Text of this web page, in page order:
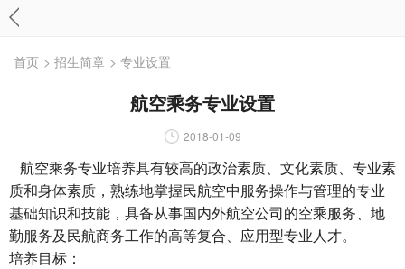
首页 > 招生简章 > 专业设置
航空乘务专业设置
2018-01-09
航空乘务专业培养具有较高的政治素质、文化素质、专业素
质和身体素质，熟练地掌握民航空中服务操作与管理的专业
基础知识和技能，具备从事国内外航空公司的空乘服务、地
勤服务及民航商务工作的高等复合、应用型专业人才。
培养目标：